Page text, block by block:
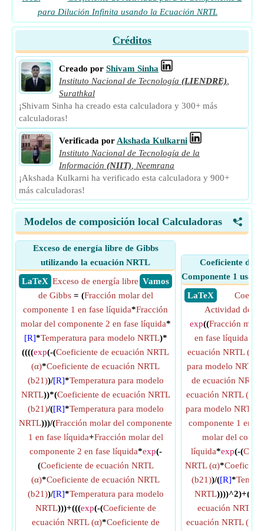
para Dilución Infinita usando la Ecuación NRTL
Créditos
Creado por Shivam Sinha
Instituto Nacional de Tecnología (LIENDRE)
Surathkal
¡Shivam Sinha ha creado esta calculadora y 300+ más
calculadoras!
Verificada por Akshada Kulkarni
Instituto Nacional de Tecnología de la
Información (NIIT)
Neemrana
¡Akshada Kulkarni ha verificado esta calculadora y 900+
más calculadoras!
<
Modelos de composición local Calculadoras
Exceso de energía libre de Gibbs
utilizando la ecuación NRTL
​ LaTeX
​ Vamos
Exceso de energía libre
de Gibbs= (Fracción molar del
componente 1 en fase líquida*Fracción
molar del componente 2 en fase líquida*
[R]*Temperatura para modelo NRTL)*
((((exp(-(Coeficiente de ecuación NRTL
(α)*Coeficiente de ecuación NRTL
(b21))/[R]*Temperatura para modelo
NRTL))*(Coeficiente de ecuación NRTL
(b21)/([R]*Temperatura para modelo
NRTL)))/(Fracción molar del componente
1 en fase líquida+Fracción molar del
componente 2 en fase líquida*exp(-
(Coeficiente de ecuación NRTL
(α)*Coeficiente de ecuación NRTL
(b21))/[R]*Temperatura para modelo
NRTL)))+(((exp(-(Coeficiente de
ecuación NRTL (α)*Coeficiente de
Coeficiente de
Componente 1
​ LaTeX
Actividad del
exp((Fracción
en fase líquida
ecuación NRTL
para modelo NRTL
de ecuación NRTL
ecuación NRTL
para modelo NRTL
componente 1 en
molar del
líquida*exp(-(
NRTL (α)*
(b21))/([R]*
NRTL))))^2)+((
ecuación NRTL
ecuación NRTL